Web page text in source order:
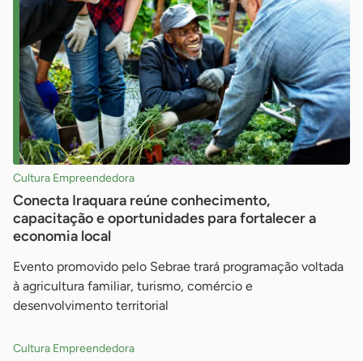
Cultura Empreendedora
Conecta Iraquara reúne conhecimento,
capacitação e oportunidades para fortalecer a
economia local
Evento promovido pelo Sebrae trará programação voltada
à agricultura familiar, turismo, comércio e
desenvolvimento territorial
Cultura Empreendedora